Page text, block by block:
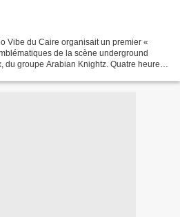
Vibe du Caire organisait un premier «
de la scène underground
groupe Arabian Knightz. Quatre heures